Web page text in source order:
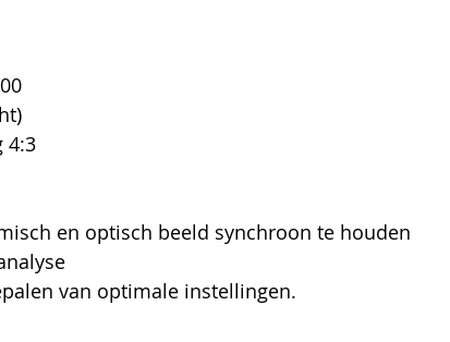
4:3
en optisch beeld synchroon te houden
van optimale instellingen.